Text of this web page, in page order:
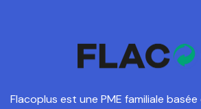
Flacoplus est une PME familiale basée